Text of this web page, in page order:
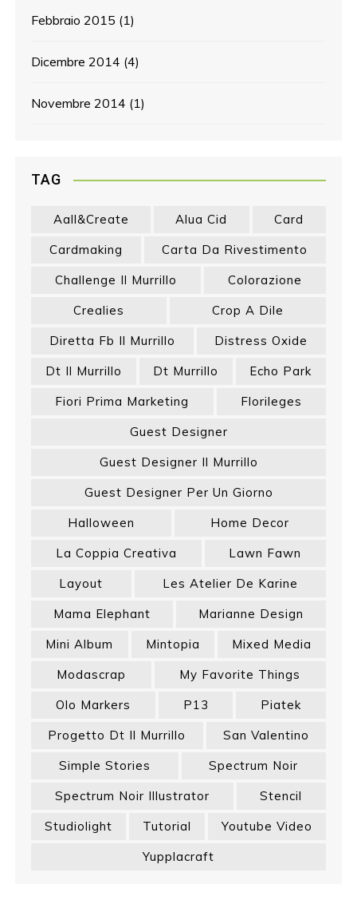
Febbraio 2015 (1)
Dicembre 2014 (4)
Novembre 2014 (1)
TAG
Aall&create Alua Cid
Card
Cardmaking
Carta Da Rivestimento
Challenge Il Murrillo
Colorazione
Crealies
Crop A Dile
Diretta Fb Il Murrillo
Distress Oxide
Dt Il Murrillo
Dt Murrillo
Echo Park
Fiori Prima Marketing
Florileges
Guest Designer
Guest Designer Il Murrillo
Guest Designer Per Un Giorno
Halloween
Home Decor
La Coppia Creativa
Lawn Fawn
Layout
Les Atelier De Karine
Mama Elephant
Marianne Design
Mini Album
Mintopia
Mixed Media
Modascrap
My Favorite Things
Olo Markers
P13
Piatek
Progetto Dt Il Murrillo
San Valentino
Simple Stories
Spectrum Noir
Spectrum Noir Illustrator
Stencil
Studiolight
Tutorial
Youtube Video
Yupplacraft